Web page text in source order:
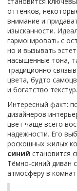
оттенков,
внимание и
изысканности.
гармонировать с
но и вызывать
насыщенные тона,
традиционно
цвета, будто
и богатство текстур.
Интересный факт:
дизайнеров
цвет чаще всего
надежности. Его
роскошных жилых
синий становится
Тёмно-синий диван
атмосферу в